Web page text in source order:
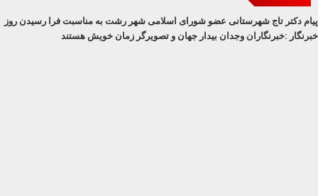
پیام دکتر تاج شهرستانی عضو شورای اسلامی شهر رشت به مناسبت فرا رسیدن روز
خبرنگار :خبرنگاران وجدان بیدار جهان و تصویرگر زمان خویش هستند